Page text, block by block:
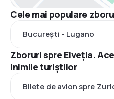
Cele mai populare
București - Lugano
Zboruri spre Elveţia.
inimile turiștilor
Bilete de avion spre